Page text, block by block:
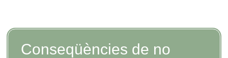
Conseqüències de no